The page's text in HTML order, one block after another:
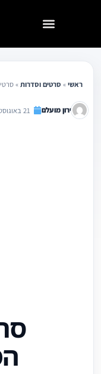
ראשי» סרטים וסדרות»
ירון מועלם 21 באוגוסט 2023